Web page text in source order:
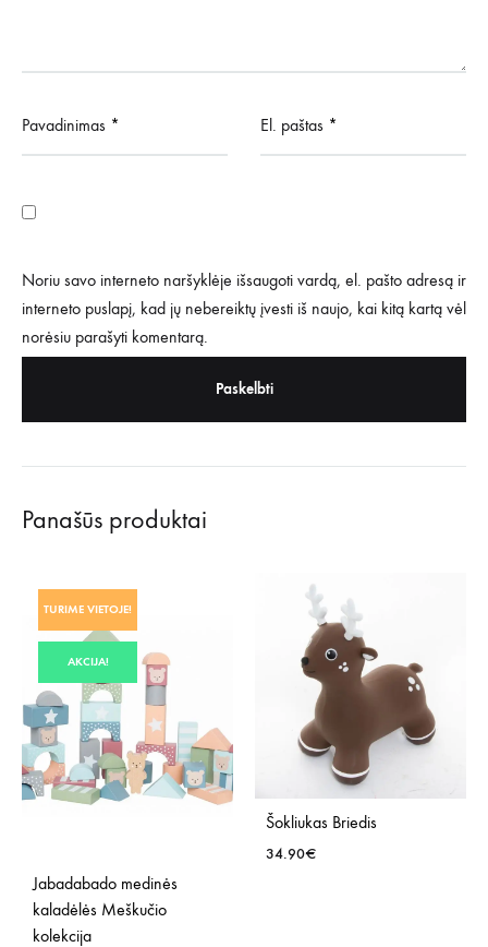
Pavadinimas * El. paštas *
Noriu savo interneto naršyklėje išsaugoti vardą, el. pašto adresą ir
interneto puslapį, kad jų nebereiktų įvesti iš naujo, kai kitą kartą vėl
norėsiu parašyti komentarą.
Panašūs produktai
TURIME VIETOJE!
AKCIJA!
Jabadabado medinės
kaladėlės Meškučio
kolekcija
Šokliukas Briedis
34.90€